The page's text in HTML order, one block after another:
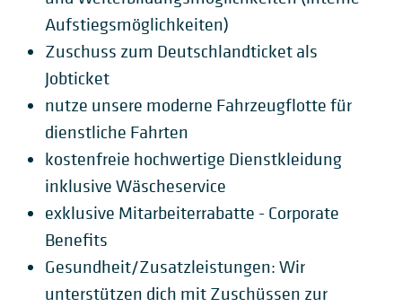
Aufstiegsmöglichkeiten)
Zuschuss zum Deutschlandticket als
Jobticket
nutze unsere moderne Fahrzeugflotte für
dienstliche Fahrten
kostenfreie hochwertige Dienstkleidung
inklusive Wäscheservice
exklusive Mitarbeiterrabatte - Corporate
Benefits
Gesundheit/Zusatzleistungen: Wir
unterstützen dich mit Zuschüssen zur